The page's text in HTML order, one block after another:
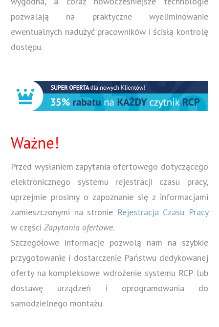
pozwalają na praktyczne wyeliminowanie
ewentualnych nadużyć pracowników i ścisłą kontrolę
dostępu.
Ważne!
Przed wysłaniem zapytania ofertowego dotyczącego
elektronicznego systemu rejestracji czasu pracy,
uprzejmie prosimy o zapoznanie się z informacjami
zamieszczonymi na stronie Rejestracja Czasu Pracy
w częściZapytania ofertowe.
Szczegółowe informacje pozwolą nam na szybkie
przygotowanie i dostarczenie Państwu dedykowanej
oferty na kompleksowe wdrożenie systemu RCP lub
dostawę urządzeń i oprogramowania do
samodzielnego montażu.